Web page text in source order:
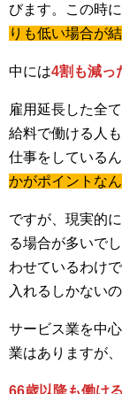
びます。この時
りも低い場合が
中には4割も減っ
雇用延長した全
給料で働ける人
仕事をしているん
かがポイントな
ですが、現実的
る場合が多いで
わせているわけ
入れるしかない
サービス業を中
業はありますが
66歳以降も働け